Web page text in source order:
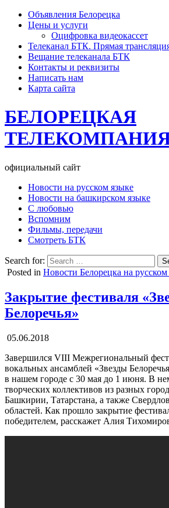
Объявления Белорецка
Цены и услуги
Оцифровка видеокассет
Телеканал БТК. Прямая
Вещание телеканала БТК
Контакты и реквизиты
Написать нам
Карта сайта
БЕЛОРЕЦКАЯ
официальный сайт
Новости на русском языке
Новости на башкирском языке
С любовью
Вспомним
Фильмы, передачи
Смотреть БТК
Search for:
Posted in Новости Белорецка на русском
Закрытие фестиваля
Белоречья»
05.06.2018
Завершился VIII Межрегиональный
вокальных ансамблей «Звезды
в нашем городе с 30 мая до 1 июня. В
творческих коллективов из разных
Башкирии, Татарстана, а также
областей. Как прошло закрытие
победителем, расскажет Алия